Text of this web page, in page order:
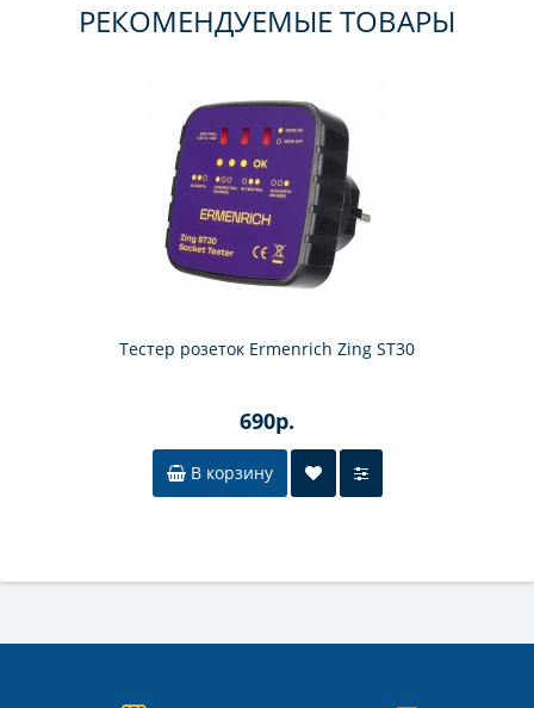
РЕКОМЕНДУЕМЫЕ ТОВАРЫ
Тестер розеток Ermenrich Zing ST30
690р.
В корзину